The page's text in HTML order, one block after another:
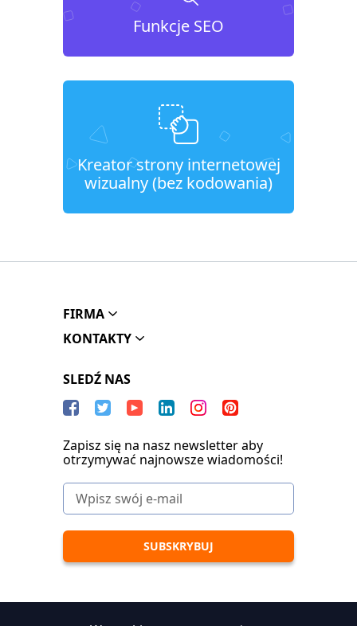
Funkcje SEO
Kreator strony internetowej
wizualny (bez kodowania)
FIRMA
KONTAKTY
SLEDŹ NAS
Zapisz się na nasz newsletter aby
otrzymywać najnowsze wiadomości!